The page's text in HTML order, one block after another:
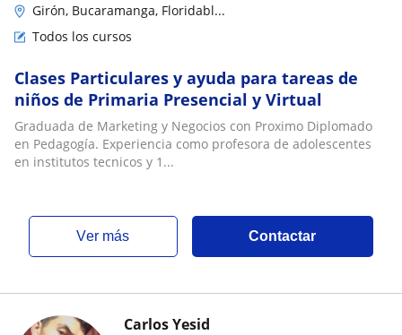
Girón, Bucaramanga, Floridabl...
Todos los cursos
Clases Particulares y ayuda para tareas de
niños de Primaria Presencial y Virtual
Graduada de Marketing y Negocios con Proximo Diplomado
en Pedagogía. Experiencia como profesora de adolescentes
en institutos tecnicos y 1...
ver más Contactar
Carlos Yesid